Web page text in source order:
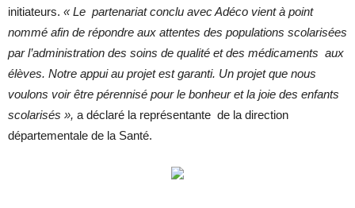
initiateurs. « Le partenariat conclu avec Adéco vient à point
nommé afin de répondre aux attentes des populations scolarisées
par l’administration des soins de qualité et des médicaments aux
élèves. Notre appui au projet est garanti. Un projet que nous
voulons voir être pérennisé pour le bonheur et la joie des enfants
scolarisés », a déclaré la représentante de la direction
départementale de la Santé.